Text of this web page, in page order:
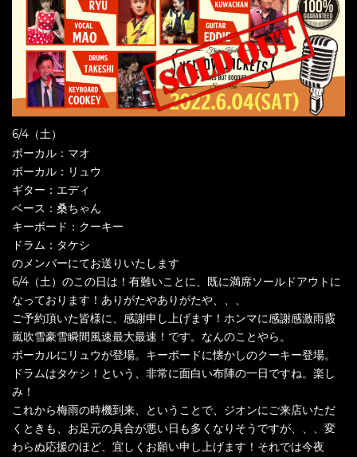
6/4（土）
ボーカル：マオ
ボーカル：リュウ
ギター：エディ
ベース：桑ちゃん
キーボード：クーキー
ドラム：タケシ
のメンバーにてお送りいたします
6/4（土）のこの日は！有難いことに、既に満席ソールドアウトに
なっております！ありがたやありがたや、、、
ご予約頂いた皆様に、感謝申し上げます！ホンマに感謝感激雨霰
嵐吹雪豪雪瞬間風速最大最速！です。なんのことやら。
ボーカルにリュウが登場。キーボードに懐かしのクーキー登場。
ドラムはタケシ！という、非常に面白い布陣の一日ですね。楽し
み！
これから梅雨の時機到来、ということで、ジオンにご来店いただ
くときも、お足元の具合が悪い日も多くなりそうですが、、、変
わらぬ応援のほど、宜しくお願い申し上げます！それでは今夜